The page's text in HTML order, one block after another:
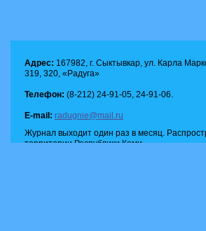
Адрес: 167982, г. Сыктывкар, ул. Карла
319, 320, «Радуга»
Телефон: (8-212) 24-91-05, 24-91-06.
E-mail: radugnie@mail.ru
Журнал выходит один раз в месяц.
территории Республики Коми.